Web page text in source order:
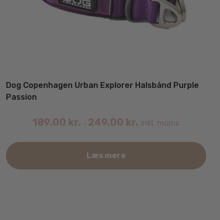
Dog Copenhagen Urban Explorer Halsbånd Purple
Passion
189.00 kr. – 249.00 kr. inkl. moms
Læs mere